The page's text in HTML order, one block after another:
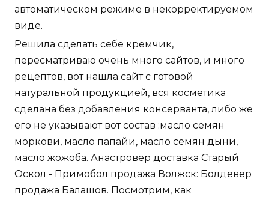
автоматическом режиме в некорректируемом
виде.
Решила сделать себе кремчик,
пересматриваю очень много сайтов, и много
рецептов, вот нашла сайт с готовой
натуральной продукцией, вся косметика
сделана без добавления консерванта, либо же
его не указывают вот состав :масло семян
моркови, масло папайи, масло семян дыни,
масло жожоба. Анастровер доставка Старый
Оскол - Примобол продажа Волжск: Болдевер
продажа Балашов. Посмотрим, как